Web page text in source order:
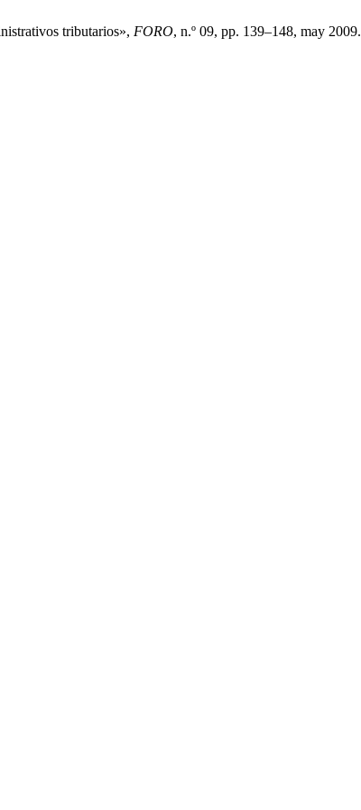
tributarios», FORO, n.º 09, pp. 139–148, may 2009.